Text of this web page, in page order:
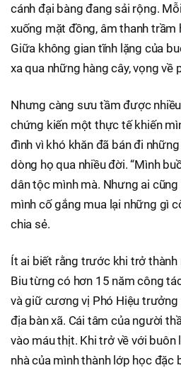
cánh đại bàng đang sải rộng.
xuống mặt đồng, âm thanh trầm
Giữa không gian tĩnh lặng của
xa qua những hàng cây, vọng về
Nhưng càng sưu tầm được
chứng kiến một thực tế khiến
đình vì khó khăn đã bán đi
dòng họ qua nhiều đời. “Mình
dân tộc mình mà. Nhưng ai
mình cố gắng mua lại những gì
chia sẻ.
Ít ai biết rằng trước khi trở thành
Biu từng có hơn 15 năm công
và giữ cương vị Phó Hiệu
địa bàn xã. Cái tâm của người
vào máu thịt. Khi trở về với buôn
nhà của mình thành lớp học đặc